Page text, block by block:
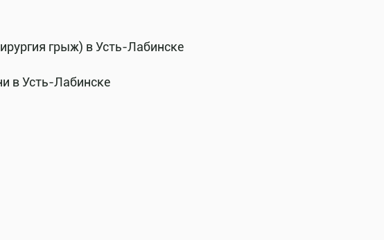
грыж) в Усть-Лабинске
в Усть-Лабинске